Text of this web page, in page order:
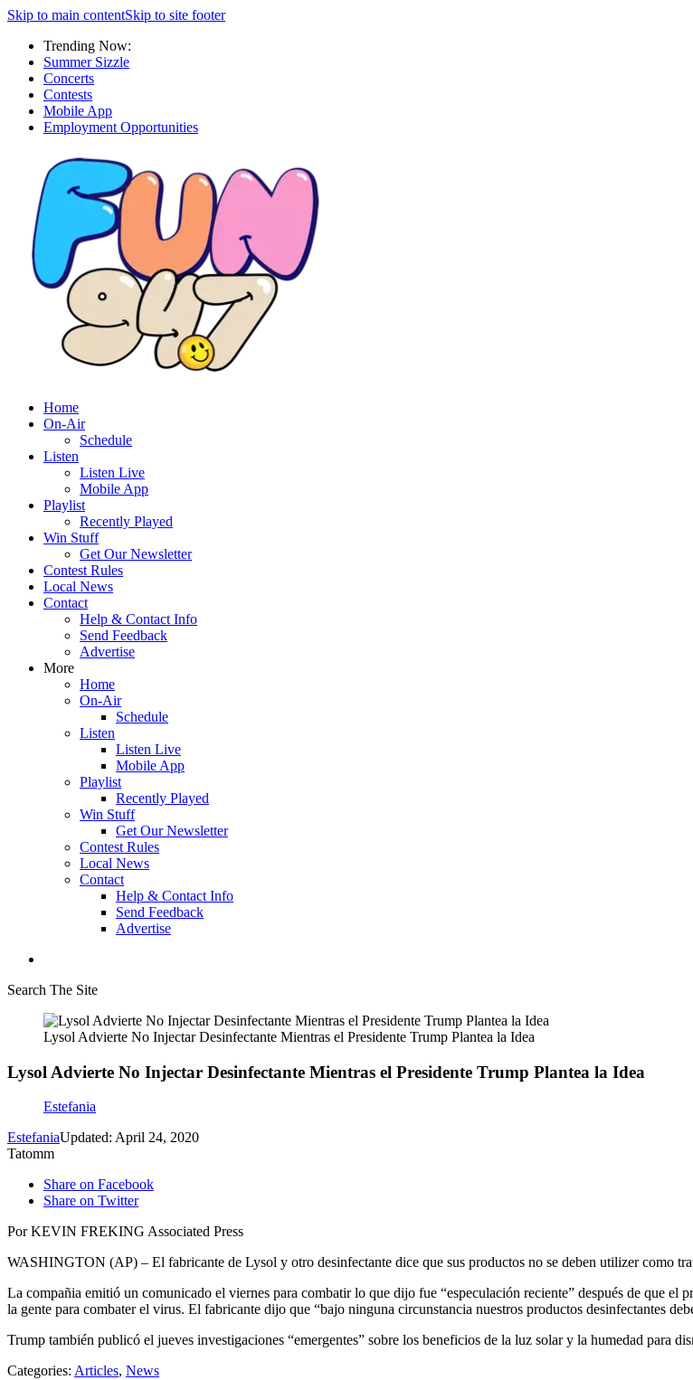
Skip to main contentSkip to site footer
Trending Now:
Summer Sizzle
Concerts
Contests
Mobile App
Employment Opportunities
Home
On-Air
Schedule
Listen
Listen Live
Mobile App
Playlist
Recently Played
Win Stuff
Get Our Newsletter
Contest Rules
Local News
Contact
Help & Contact Info
Send Feedback
Advertise
More
Home
On-Air
Schedule
Listen
Listen Live
Mobile App
Playlist
Recently Played
Win Stuff
Get Our Newsletter
Contest Rules
Local News
Contact
Help & Contact Info
Send Feedback
Advertise
Search The Site
Lysol Advierte No Injectar Desinfectante Mientras el Presidente Trump Plantea la Idea
Lysol Advierte No Injectar Desinfectante Mientras el Presidente Trump Plantea la Idea
Estefania
EstefaniaUpdated: April 24, 2020
Tatomm
Share on Facebook
Share on Twitter
Por KEVIN FREKING Associated Press
WASHINGTON (AP) – El fabricante de Lysol y otro desinfectante dice que sus productos no se deben utilizer como
La compañia emitió un comunicado el viernes para combatir lo que dijo fue “especulación reciente” después de que
la gente para combater el virus. El fabricante dijo que “bajo ninguna circunstancia nuestros productos desinfectantes
Trump también publicó el jueves investigaciones “emergentes” sobre los beneficios de la luz solar y la humedad para
Categories: Articles, News